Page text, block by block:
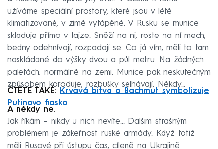
užíváme speciální prostory, které jsou v létě
klimatizované, v zimě vytápěné. V Rusku se munice
skladuje přímo v tajze. Sněží na ni, roste na ní mech,
bedny odehnívají, rozpadají se. Co já vím, měli to tam
naskládané do výšky dvou a půl metru. Na žádných
paletách, normálně na zemi. Munice pak neskutečným
způsobem koroduje, rozbušky selhávají. Někdy...
ČTĚTE TAKÉ:
Krvavá bitva o Bachmut symbolizuje
Putinovo fiasko
A někdy ne.
Jak říkám – nikdy u nich nevíte… Dalším strašným
problémem je zákeřnost ruské armády. Když totiž
měli Rusové při ústupu čas, cíleně na Ukrajině